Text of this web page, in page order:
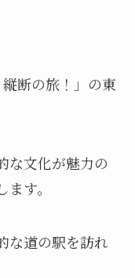
断の旅！」の東
な文化が魅力の
す。
な道の駅を訪れ